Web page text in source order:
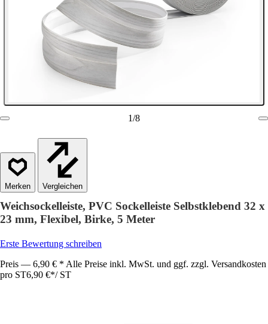
1/8
Vergleichen
Weichsockelleiste, PVC Sockelleiste Selbstklebend 32 x
23 mm, Flexibel, Birke, 5 Meter
Erste Bewertung schreiben
Preis — 6,90 € * Alle Preise inkl. MwSt. und ggf. zzgl. Versandkosten
pro ST6,90 €*/ ST